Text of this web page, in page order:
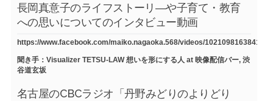
長岡真意子のライフストーリ―や子育て・教育
への思いについてのインタビュー動画
https://www.facebook.com/maiko.nagaoka.568/videos/
聞き手：Visualizer TETSU-LAW 想いを形にする人 at 映像配信バー, 渋
谷道玄坂
名古屋のCBCラジオ「丹野みどりのよりどり